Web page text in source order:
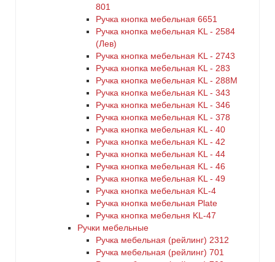
801
Ручка кнопка мебельная 6651
Ручка кнопка мебельная KL - 2584
(Лев)
Ручка кнопка мебельная KL - 2743
Ручка кнопка мебельная KL - 283
Ручка кнопка мебельная KL - 288M
Ручка кнопка мебельная KL - 343
Ручка кнопка мебельная KL - 346
Ручка кнопка мебельная KL - 378
Ручка кнопка мебельная KL - 40
Ручка кнопка мебельная KL - 42
Ручка кнопка мебельная KL - 44
Ручка кнопка мебельная KL - 46
Ручка кнопка мебельная KL - 49
Ручка кнопка мебельная KL-4
Ручка кнопка мебельная Plate
Ручка кнопка мебельня KL-47
Ручки мебельные
Ручка мебельная (рейлинг) 2312
Ручка мебельная (рейлинг) 701